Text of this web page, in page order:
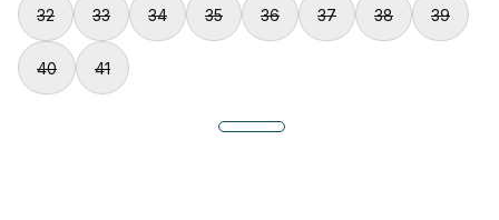
32 33 34 35 36 37 38 39
40 41